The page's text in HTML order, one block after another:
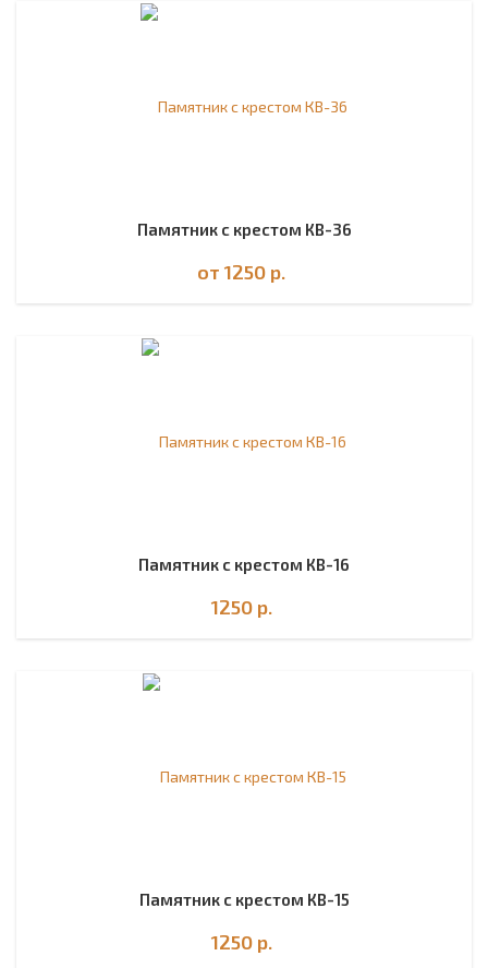
Памятник с крестом КВ-36
от 1250 р.
Памятник с крестом КВ-16
1250 р.
Памятник с крестом КВ-15
1250 р.